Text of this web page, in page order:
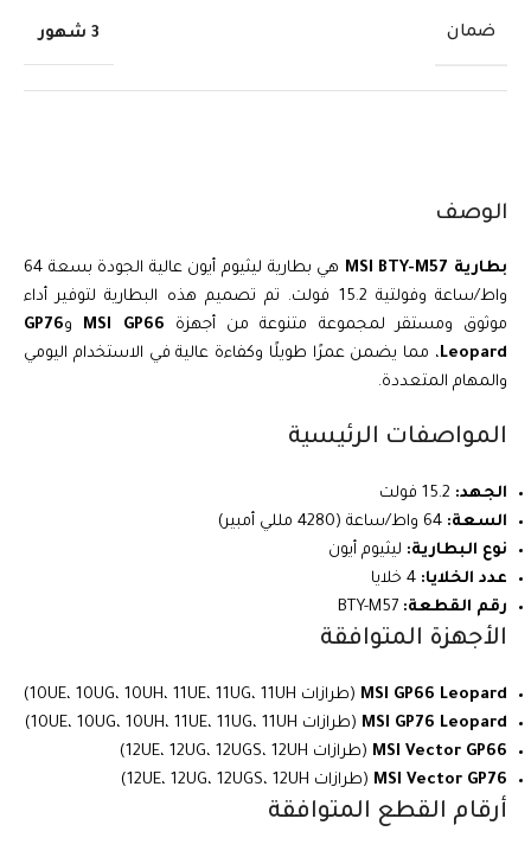
الوصف
بطارية MSI BTY-M57
هي بطارية ليثيوم أيون عالية الجودة بسعة 64
واط/ساعة وفولتية 15.2 فولت. تم تصميم هذه البطارية لتوفير أداء
موثوق ومستقر لمجموعة متنوعة من أجهزة MSI GP66 وGP76
Leopard، مما يضمن عمرًا طويلًا وكفاءة عالية في الاستخدام اليومي
والمهام المتعددة.
المواصفات الرئيسية
الجهد:
السعة:
نوع البطارية: ليثيوم أيون
عدد الخلايا:
رقم القطعة:
الأجهزة المتوافقة
MSI GP66 Leopard (طرازات 10UE، 10UG، 10UH، 11UE، 11UG، 11UH)
MSI GP76 Leopard (طرازات 10UE، 10UG، 10UH، 11UE، 11UG، 11UH)
MSI Vector GP66 (طرازات 12UE، 12UG، 12UGS، 12UH)
MSI Vector GP76 (طرازات 12UE، 12UG، 12UGS، 12UH)
أرقام القطع المتوافقة
ضمان 3 شهور